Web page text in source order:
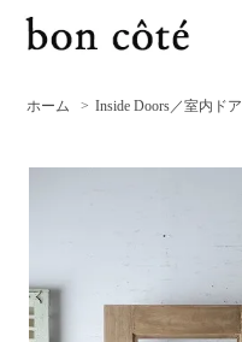
ホーム > Inside Doors／室内ドア